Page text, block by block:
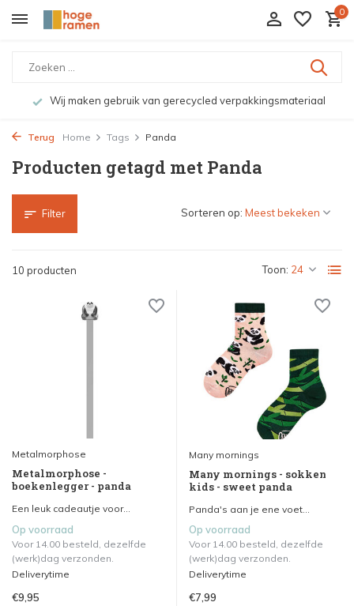
0
Wij maken gebruik van gerecycled verpakkingsmateriaal
Terug Home Tags Panda
Producten getagd met Panda
Filter
10 producten Toon:
Sorteren op:
Metalmorphose
Metalmorphose -
boekenlegger - panda
Een leuk cadeautje voor...
Op voorraad
Voor 14.00 besteld, dezelfde
(werk)dag verzonden.
Deliverytime
€9,95
Many mornings
Many mornings - sokken
kids - sweet panda
Panda's aan je ene voet...
Op voorraad
Voor 14.00 besteld, dezelfde
(werk)dag verzonden.
Deliverytime
€7,99